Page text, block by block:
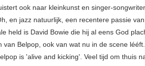
ook naar kleinkunst en singer-
en jazz natuurlijk, een recentere passie
held is David Bowie die hij al eens God
van Belpop, ook van wat nu in de scene
is 'alive and kicking'. Veel tijd om thuis